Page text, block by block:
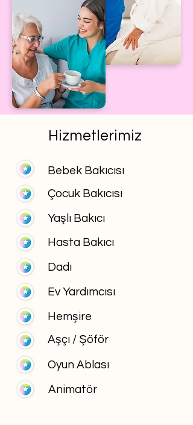
Hizmetlerimiz
Bebek Bakıcısı
Çocuk Bakıcısı
Yaşlı Bakıcı
Hasta Bakıcı
Dadı
Ev Yardımcısı
Hemşire
Aşçı / Şöför
Oyun Ablası
Animatör